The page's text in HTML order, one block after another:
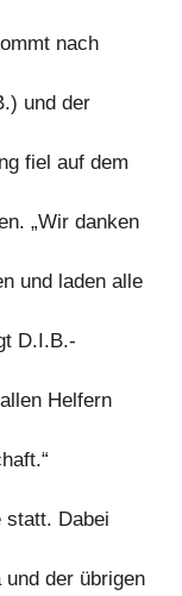
nach
und der
fiel auf dem
„Wir danken
und laden alle
D.I.B.-
Helfern
statt. Dabei
der übrigen